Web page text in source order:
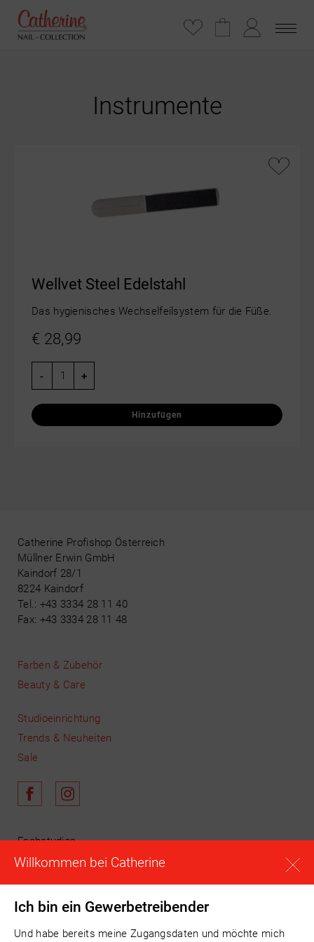
Instrumente
Wellvet Steel Edelstahl
Das hygienisches Wechselfeilsystem für die Füße.
€ 28,99
+
-
Willkommen bei Catherine
Ich bin ein Gewerbetreibender
Und habe bereits meine Zugangsdaten und möchte mich
Catherine Profishop Österreich
Müllner Erwin GmbH
Kaindorf 28/1
8224 Kaindorf
Tel.: +43 3334 28 11 40
Fax: +43 3334 28 11 48
Farben & Zubehör
Beauty & Care
Studioeinrichtung
Trends & Neuheiten
Sale
Fachstudios
Schulungen
Unser Team
Anmelden